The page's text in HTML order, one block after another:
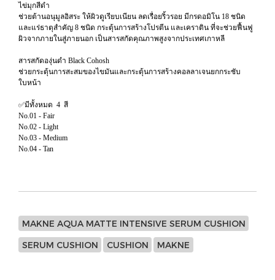
ไข่มุกสีดำ
ช่วยต้านอนุมูลอิสระ ให้ผิวดูเรียบเนียน ลดเรื่อยริ้วรอย มีกรดอมิโน 18 ชนิด
และแร่ธาตุสำคัญ 8 ชนิด กระตุ้นการสร้างโปรตีน และเคราติน ที่จะช่วยฟื้นฟู
ผิวจากภายในสู่ภายนอก เป็นสารสกัดคุณภาพสูงจากประเทศเกาหลี
สารสกัดองุ่นดำ Black Cohosh
ช่วยกระตุ้นการสะสมของไขมันและกระตุ้นการสร้างคอลลาเจนยกกระชับ
ใบหน้า
✅มีทั้งหมด 4 สี
No.01 - Fair
No.02 - Light
No.03 - Medium
No.04 - Tan
MAKNE AQUA MATTE INTENSIVE SERUM CUSHION
SERUM CUSHION CUSHION MAKNE